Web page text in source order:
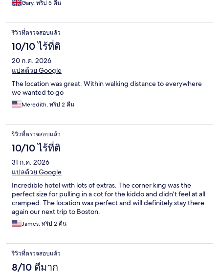
Gary, ทริป 5 คืน
รีวิวที่ตรวจสอบแล้ว
10/10 ไร้ที่ติ
20 ก.ค. 2026
แปลด้วย Google
The location was great. Within walking distance to everywhere
we wanted to go
Meredith, ทริป 2 คืน
รีวิวที่ตรวจสอบแล้ว
10/10 ไร้ที่ติ
31 ก.ค. 2026
แปลด้วย Google
Incredible hotel with lots of extras. The corner king was the
perfect size for pulling in a cot for the kiddo and didn’t feel at all
cramped. The location was perfect and will definitely stay there
again our next trip to Boston.
James, ทริป 2 คืน
รีวิวที่ตรวจสอบแล้ว
8/10 ดีมาก